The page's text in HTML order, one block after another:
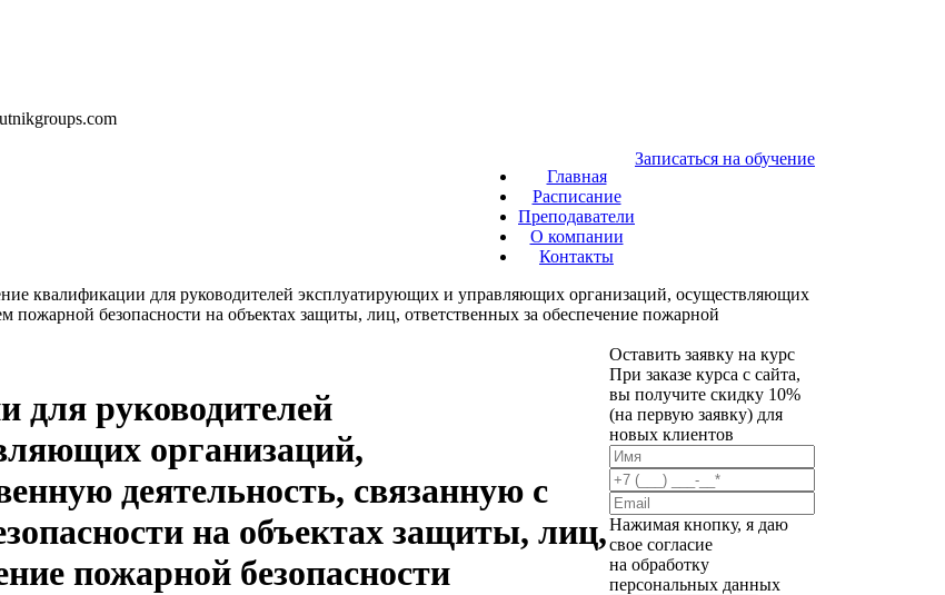
Главная
Расписание
Преподаватели
О компании
Контакты
Записаться на обучение
квалификации для руководителей эксплуатирующих и управляющих организаций, осуществляющих
пожарной безопасности на объектах защиты, лиц, ответственных за обеспечение пожарной
руководителей
организаций,
деятельность, связанную с
на объектах защиты, лиц,
пожарной безопасности
Оставить заявку на курс
При заказе курса с сайта,
вы получите скидку 10%
(на первую заявку) для
новых клиентов
Нажимая кнопку, я даю
свое согласие
на обработку
персональных данных